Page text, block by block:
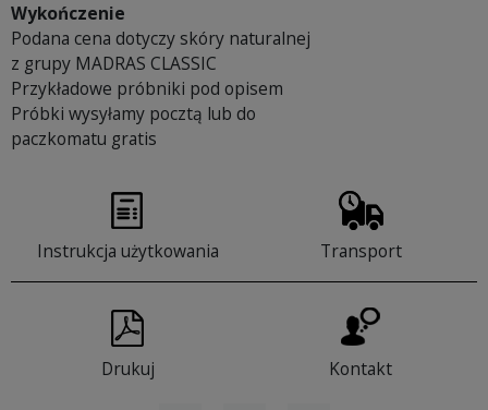
Wykończenie
Podana cena dotyczy skóry naturalnej
z grupy MADRAS CLASSIC
Przykładowe próbniki pod opisem
Próbki wysyłamy pocztą lub do
paczkomatu gratis
Instrukcja użytkowania Transport
Drukuj Kontakt